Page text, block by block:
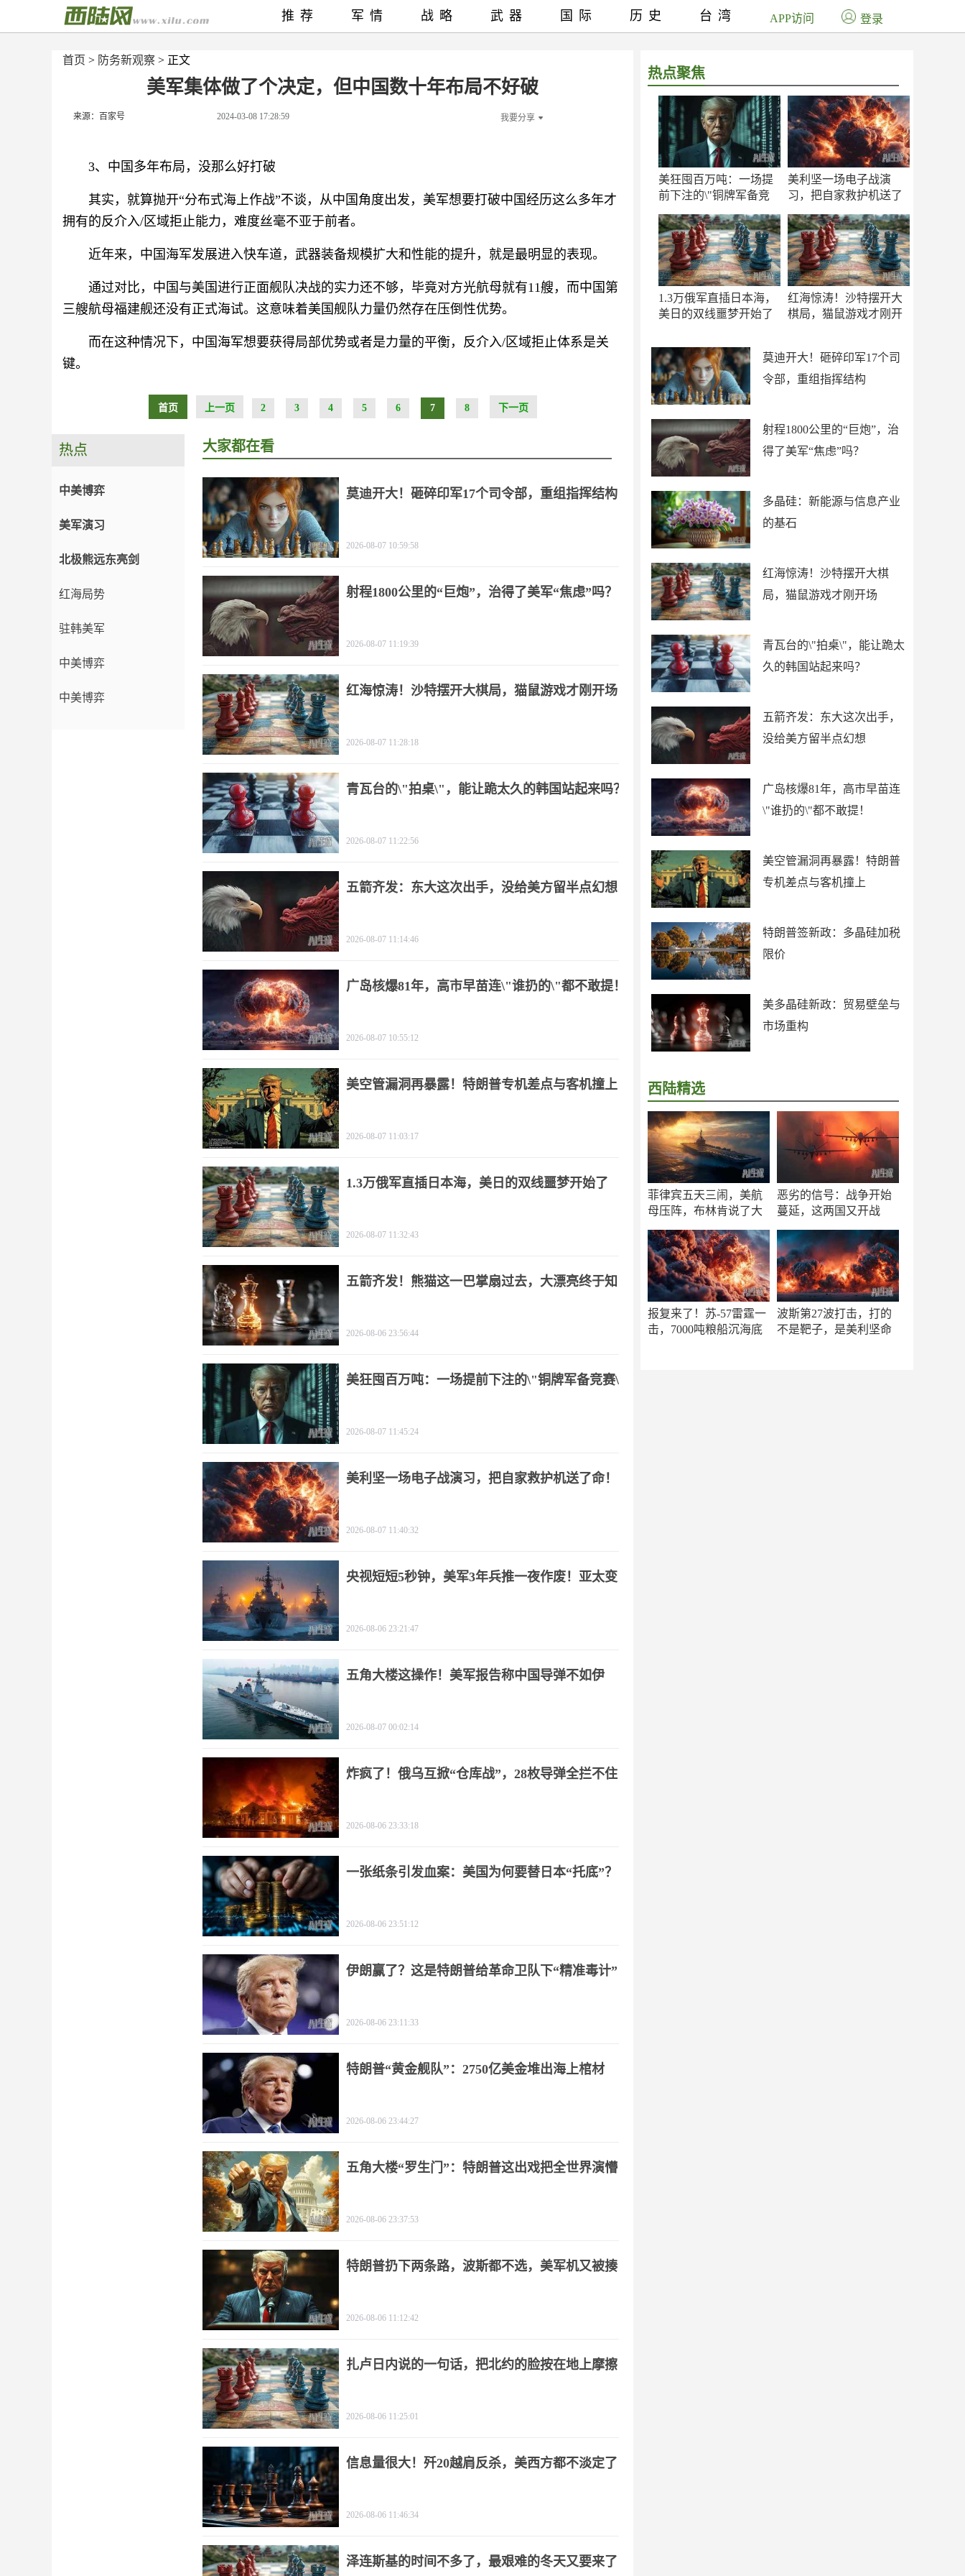
首页 > 防务新观察 > 正文
美军集体做了个决定，但中国数十年布局不好破
来源：百家号 2024-03-08 17:28:59 我要分享
3、中国多年布局，没那么好打破
其实，就算抛开“分布式海上作战”不谈，从中国角度出发，美军想要打破中国经历这么多年才
拥有的反介入/区域拒止能力，难度丝毫不亚于前者。
近年来，中国海军发展进入快车道，武器装备规模扩大和性能的提升，就是最明显的表现。
通过对比，中国与美国进行正面舰队决战的实力还不够，毕竟对方光航母就有11艘，而中国第
三艘航母福建舰还没有正式海试。这意味着美国舰队力量仍然存在压倒性优势。
而在这种情况下，中国海军想要获得局部优势或者是力量的平衡，反介入/区域拒止体系是关
键。
首页 上一页 2 3 4 5 6 7 8 下一页
热点聚焦
美狂囤百万吨：一场提
前下注的\"铜牌军备竞
美利坚一场电子战演
习，把自家救护机送了
1.3万俄军直插日本海，
美日的双线噩梦开始了
红海惊涛！沙特摆开大
棋局，猫鼠游戏才刚开
莫迪开大！砸碎印军17个司
令部，重组指挥结构
射程1800公里的“巨炮”，治
得了美军“焦虑”吗？
多晶硅：新能源与信息产业
的基石
红海惊涛！沙特摆开大棋
局，猫鼠游戏才刚开场
青瓦台的\"拍桌\"，能让跪太
久的韩国站起来吗？
五箭齐发：东大这次出手，
没给美方留半点幻想
广岛核爆81年，高市早苗连
\"谁扔的\"都不敢提！
美空管漏洞再暴露！特朗普
专机差点与客机撞上
特朗普签新政：多晶硅加税
限价
美多晶硅新政：贸易壁垒与
市场重构
西陆精选
菲律宾五天三闹，美航
母压阵，布林肯说了大
恶劣的信号：战争开始
蔓延，这两国又开战
报复来了！苏-57雷霆一
击，7000吨粮船沉海底
波斯第27波打击，打的
不是靶子，是美利坚命
推荐 军情 战略 武器 国际 历史 台湾 APP访问 登录
热点
中美博弈
美军演习
北极熊远东亮剑
红海局势
驻韩美军
中美博弈
中美博弈
大家都在看
莫迪开大！砸碎印军17个司令部，重组指挥结构
2026-08-07 10:59:58
射程1800公里的“巨炮”，治得了美军“焦虑”吗？
2026-08-07 11:19:39
红海惊涛！沙特摆开大棋局，猫鼠游戏才刚开场
2026-08-07 11:28:18
青瓦台的\"拍桌\"，能让跪太久的韩国站起来吗？
2026-08-07 11:22:56
五箭齐发：东大这次出手，没给美方留半点幻想
2026-08-07 11:14:46
广岛核爆81年，高市早苗连\"谁扔的\"都不敢提！
2026-08-07 10:55:12
美空管漏洞再暴露！特朗普专机差点与客机撞上
2026-08-07 11:03:17
1.3万俄军直插日本海，美日的双线噩梦开始了
2026-08-07 11:32:43
五箭齐发！熊猫这一巴掌扇过去，大漂亮终于知
2026-08-06 23:56:44
美狂囤百万吨：一场提前下注的\"铜牌军备竞赛\"
2026-08-07 11:45:24
美利坚一场电子战演习，把自家救护机送了命！
2026-08-07 11:40:32
央视短短5秒钟，美军3年兵推一夜作废！亚太变
2026-08-06 23:21:47
五角大楼这操作！美军报告称中国导弹不如伊
2026-08-07 00:02:14
炸疯了！俄乌互掀“仓库战”，28枚导弹全拦不住
2026-08-06 23:33:18
一张纸条引发血案：美国为何要替日本“托底”？
2026-08-06 23:51:12
伊朗赢了？这是特朗普给革命卫队下“精准毒计”
2026-08-06 23:11:33
特朗普“黄金舰队”：2750亿美金堆出海上棺材
2026-08-06 23:44:27
五角大楼“罗生门”：特朗普这出戏把全世界演懵
2026-08-06 23:37:53
特朗普扔下两条路，波斯都不选，美军机又被揍
2026-08-06 11:12:42
扎卢日内说的一句话，把北约的脸按在地上摩擦
2026-08-06 11:25:01
信息量很大！歼20越肩反杀，美西方都不淡定了
2026-08-06 11:46:34
泽连斯基的时间不多了，最艰难的冬天又要来了